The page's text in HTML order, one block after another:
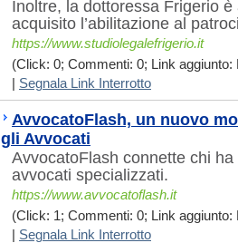
Inoltre, la dottoressa Frigerio
acquisito l’abilitazione al
https://www.studiolegalefrigerio.it
(Click: 0; Commenti: 0; Link aggiunto:
Segnala Link Interrotto
AvvocatoFlash, un nuovo
gli Avvocati
AvvocatoFlash connette chi
avvocati specializzati.
https://www.avvocatoflash.it
(Click: 1; Commenti: 0; Link aggiunto:
Segnala Link Interrotto